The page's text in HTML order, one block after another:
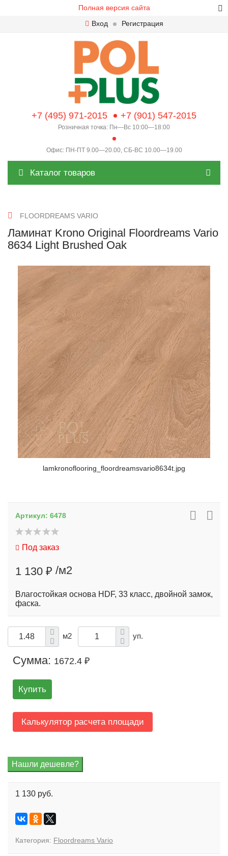
Полная версия сайта
Вход
Регистрация
+7 (495) 971-2015 +7 (901) 547-2015
Розничная точка: Пн—Вс 10:00—18:00
Офис: ПН-ПТ 9.00—20.00, СБ-ВС 10.00—19.00
Каталог товаров
FLOORDREAMS VARIO
Ламинат Krono Original Floordreams Vario
8634 Light Brushed Oak
lamkronoflooring_floordreamsvario8634t.jpg
Артикул: 6478
Под заказ
1 130 ₽ /м2
Влагостойкая основа HDF, 33 класс, двойной замок,
фаска.
м2 уп.
Сумма: 1672.4 ₽
Купить
Калькулятор расчета площади
1 130 руб.
Категория: Floordreams Vario